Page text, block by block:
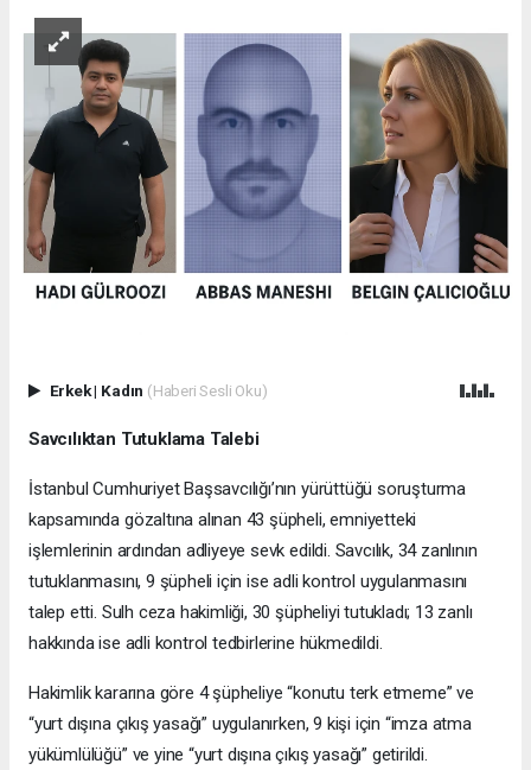
Erkek| Kadın (Haberi Sesli Oku)
Savcılıktan Tutuklama Talebi
İstanbul Cumhuriyet Başsavcılığı’nın yürüttüğü soruşturma
kapsamında gözaltına alınan 43 şüpheli, emniyetteki
işlemlerinin ardından adliyeye sevk edildi. Savcılık, 34 zanlının
tutuklanmasını, 9 şüpheli için ise adli kontrol uygulanmasını
talep etti. Sulh ceza hakimliği, 30 şüpheliyi tutukladı; 13 zanlı
hakkında ise adli kontrol tedbirlerine hükmedildi.
Hakimlik kararına göre 4 şüpheliye “konutu terk etmeme” ve
“yurt dışına çıkış yasağı” uygulanırken, 9 kişi için “imza atma
yükümlülüğü” ve yine “yurt dışına çıkış yasağı” getirildi.